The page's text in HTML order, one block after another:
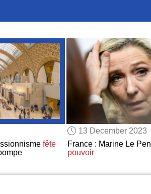
fête
13 December 2023
France : Marine Le Pen
pouvoir